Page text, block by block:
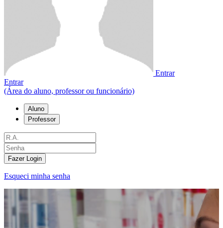
Entrar
Entrar
(Área do aluno, professor ou funcionário)
Aluno
Professor
Fazer Login
Esqueci minha senha